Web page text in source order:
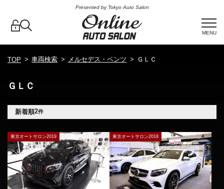
Presented by Tokyo Auto Salon
MENU
TOP 車両検索 メルセデス・ベンツ ＧＬＣ
ＧＬＣ
新着順2件
東京オートサロン2019 東京オートサロン2018